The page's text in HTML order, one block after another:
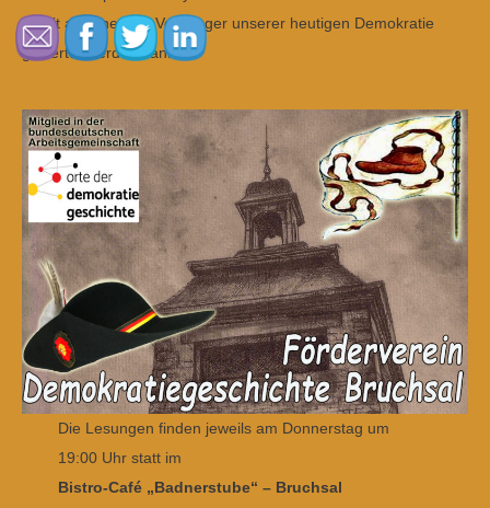
damit als einer der Vorgänger unserer heutigen Demokratie
gewertet werden kann.
Die Lesungen finden jeweils am Donnerstag um
19:00 Uhr statt im
Bistro-Café „Badnerstube“ – Bruchsal